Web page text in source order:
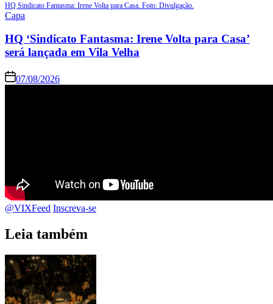
HQ Sindicato Fantasma: Irene Volta para Casa. Foto: Divulgação.
Capa
HQ ‘Sindicato Fantasma: Irene Volta para Casa’
será lançada em Vila Velha
07/08/2026
@VIXFeed Inscreva-se
Leia também